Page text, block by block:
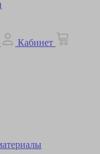
Кабинет